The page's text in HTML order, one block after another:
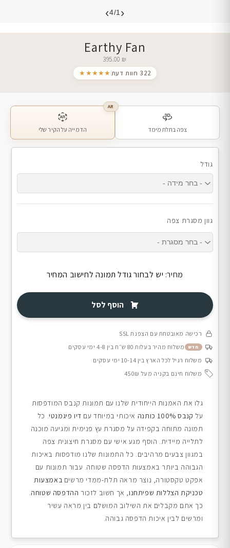
‹
4/1
›
Earthy Fan
395.00 ₪
★★★★★
322 חוות דעת
צפה בתלת מימד
AR
הדמייה על הקיר שלי
גודל
גוון מסגרת צפה
מחיר: יש לבחור גודל תמונה לחישוב המחיר
הוסף לסל
רכישה מאובטחת עם הצפנת SSL
חדש
משלוח מהיר בעלות 80 ש״ח בין 4-8 ימי עסקים
משלוח רגיל לכל הארץ בין 10-14 ימי עסקים
משלוח חינם בקניה מעל 450₪
גלו את האמנות הייחודית שלנו עם תמונות קנבס המודפסות
על קנבס 100% כותנה איכותי במיוחד עם דיו פיגמנטי. כל
תמונה מתוחה בקפידה על מסגרת עץ פנימית ומגיעה מוכנה
לתלייה מיידית. הוסף מגע אישי עם מסגרת חיצונית צפה
במגוון צבעים מרהיבים. כל התמונות שלנו מודפסות באיכות
הגבוהה ביותר באמצעות הדפסה שטוחה. עבור תמונות עם
אפקט טקסטורה, נוצר מראה תלת-ממדי מרשים באמצעות
טכניקת הצללות שפיתחנו, אך חשוב לזכור ההדפסה שטוחה.
כך אתם מקבלים את השילוב המושלם בין מראה עשיר
ומרשים לבין איכות הדפסה גבוהה.